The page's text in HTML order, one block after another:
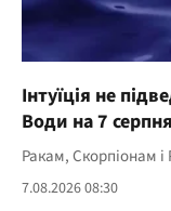
Інтуїція не
Води на 7 серпня
Ракам, Скорпіонам
7.08.2026 08:30